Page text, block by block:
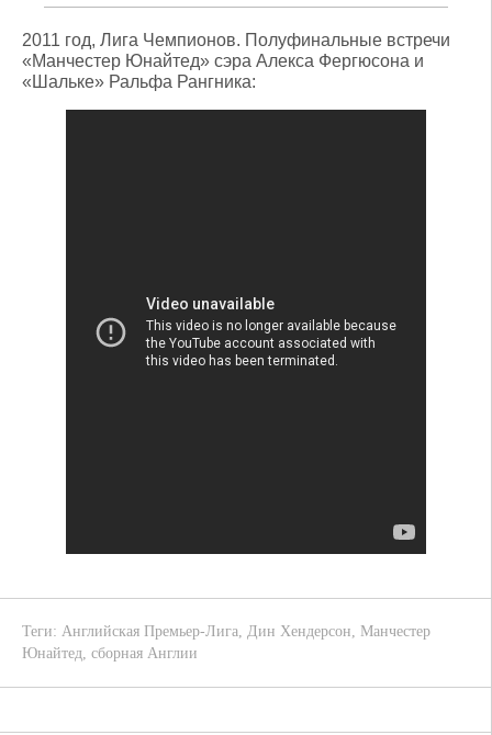
2011 год, Лига Чемпионов. Полуфинальные встречи
«Манчестер Юнайтед» сэра Алекса Фергюсона и
«Шальке» Ральфа Рангника:
Теги: Английская Премьер-Лига Дин Хендерсон
Манчестер
Юнайтед сборная Англии